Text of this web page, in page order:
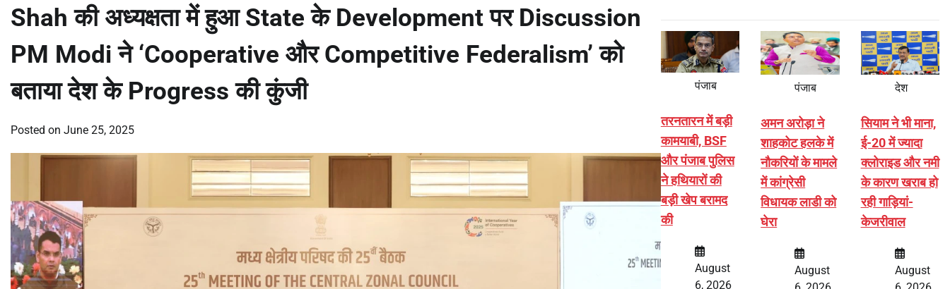
Shah की अध्यक्षता में हुआ State के Development पर Discussion
PM Modi ने ‘Cooperative और Competitive Federalism’ को
बताया देश के Progress की कुंजी
Posted on June 25, 2025
पंजाब
तरनतारन में बड़ी
कामयाबी, BSF
और पंजाब पुलिस
ने हथियारों की
बड़ी खेप बरामद
की
August
6, 2026
पंजाब
अमन अरोड़ा ने
शाहकोट हलके में
नौकरियों के मामले
में कांग्रेसी
विधायक लाडी को
घेरा
August
देश
सियाम ने भी माना,
ई-20 में ज्यादा
क्लोराइड और नमी
के कारण खराब हो
रही गाड़ियां-
केजरीवाल
August